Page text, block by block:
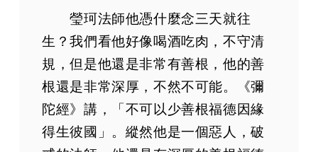
瑩珂法師他憑什麼念三天就往
生？我們看他好像喝酒吃肉，不守清
規，但是他還是非常有善根，他的善
根還是非常深厚，不然不可能。《彌
陀經》講，「不可以少善根福德因緣
得生彼國」。縱然他是一個惡人，破